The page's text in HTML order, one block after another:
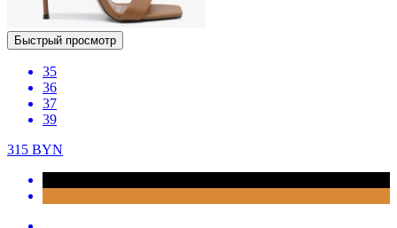
Быстрый просмотр
35
36
37
39
315 BYN